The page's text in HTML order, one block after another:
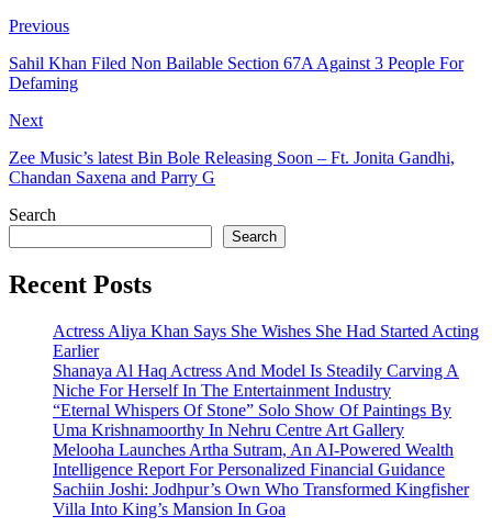
Previous
Sahil Khan Filed Non Bailable Section 67A Against 3 People For
Defaming
Next
Zee Music’s latest Bin Bole Releasing Soon – Ft. Jonita Gandhi,
Chandan Saxena and Parry G
Search
Search
Recent Posts
Actress Aliya Khan Says She Wishes She Had Started Acting
Earlier
Shanaya Al Haq Actress And Model Is Steadily Carving A
Niche For Herself In The Entertainment Industry
“Eternal Whispers Of Stone” Solo Show Of Paintings By
Uma Krishnamoorthy In Nehru Centre Art Gallery
Melooha Launches Artha Sutram, An AI-Powered Wealth
Intelligence Report For Personalized Financial Guidance
Sachiin Joshi: Jodhpur’s Own Who Transformed Kingfisher
Villa Into King’s Mansion In Goa